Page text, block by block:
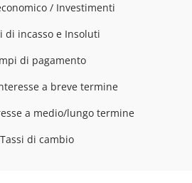
/ Investimenti
di incasso e Insoluti
di pagamento
a breve termine
a medio/lungo termine
di cambio